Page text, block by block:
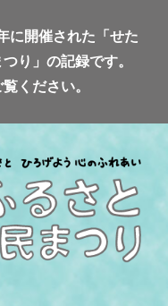
に開催された「せた
り」の記録です。
覧ください。